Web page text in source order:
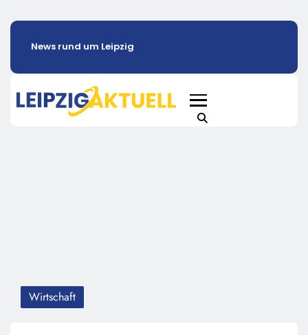
News rund um Leipzig
Wirtschaft